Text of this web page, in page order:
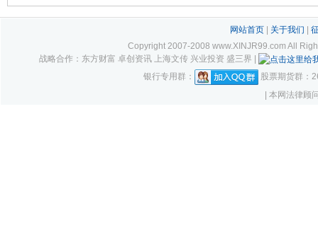
网站首页| 关于我们
Copyright 2007-2008 www.XINJR99.com All
战略合作：东方财富 卓创资讯 上海文传 兴业投资 盛三界 |
银行专用群：
股票期货群：
| 本网法律顾